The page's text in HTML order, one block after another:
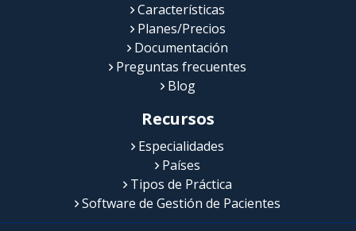
Características
Planes/Precios
Documentación
Preguntas frecuentes
Blog
Recursos
Especialidades
Países
Tipos de Práctica
Software de Gestión de Pacientes